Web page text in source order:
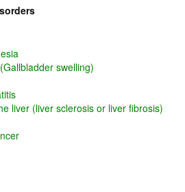
swelling)
liver (liver sclerosis or liver fibrosis)